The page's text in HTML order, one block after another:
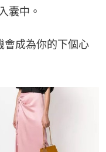
囊中。
成為你的下個心